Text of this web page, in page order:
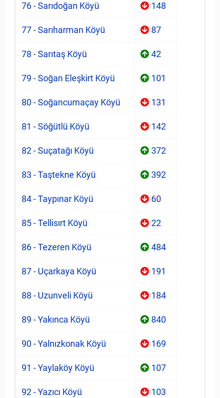
76 - Sarıdoğan Köyü 148
77 - Sarıharman Köyü 87
78 - Sarıtaş Köyü 42
79 - Soğan Eleşkirt Köyü 101
80 - Soğancumaçay Köyü 131
81 - Söğütlü Köyü 142
82 - Suçatağı Köyü 372
83 - Taştekne Köyü 392
84 - Taypınar Köyü 60
85 - Tellisırt Köyü 22
86 - Tezeren Köyü 484
87 - Uçarkaya Köyü 191
88 - Uzunveli Köyü 184
89 - Yakınca Köyü 840
90 - Yalnızkonak Köyü 169
91 - Yaylaköy Köyü 107
92 - Yazıcı Köyü 103